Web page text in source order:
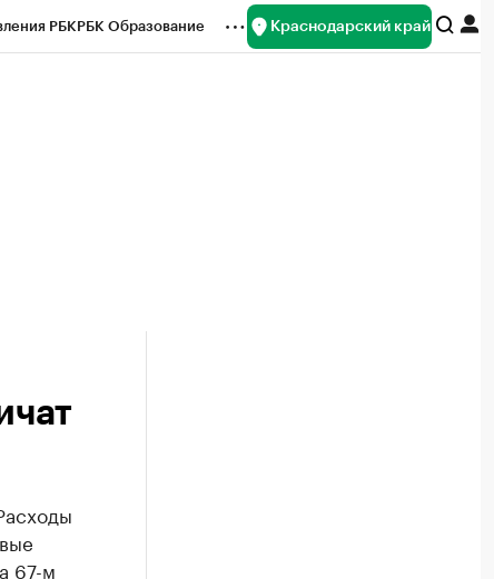
РБКРБК Образование Краснодарский край
67-м